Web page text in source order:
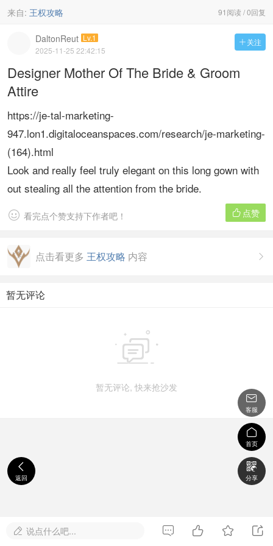
91阅读 / 0回复
来自: 王权攻略
 关注
DaltonReut Lv.1
2025-11-25 22:42:15
Designer Mother Of The Bride & Groom
Attire
https://je-tal-marketing-
947.lon1.digitaloceanspaces.com/research/je-marketing-
(164).html
Look and really feel truly elegant on this long gown with
out stealing all the attention from the bride.
 点赞
 看完点个赞支持下作者吧！

点击看更多 王权攻略 内容
暂无评论

暂无评论, 快来抢沙发

返回

客服

首页

分享
 说点什么吧...    